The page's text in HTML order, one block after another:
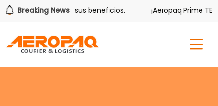
Breaking News
también tiene sus beneficios. ¡Aeropaq Prime TE